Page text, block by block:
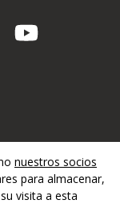
nuestros socios
para almacenar,
visita a esta